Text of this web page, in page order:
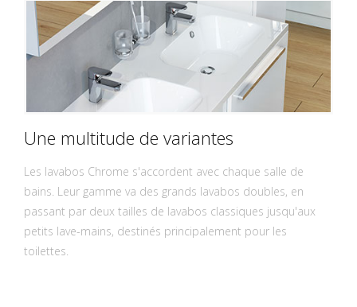
Une multitude de variantes
Les lavabos Chrome s'accordent avec chaque salle de
bains. Leur gamme va des grands lavabos doubles, en
passant par deux tailles de lavabos classiques jusqu'aux
petits lave-mains, destinés principalement pour les
toilettes.